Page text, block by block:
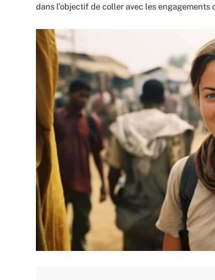
dans l’objectif de coller avec les engagements